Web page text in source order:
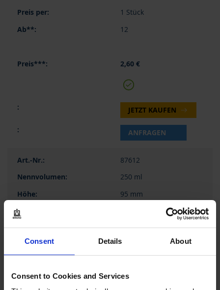
Consent Details About
Consent to Cookies and Services
1 Stück
12
2,60 €
JETZT KAUFEN
ANFRAGEN
87612
250 ml
95 mm
1 Stück
6
2,90 €